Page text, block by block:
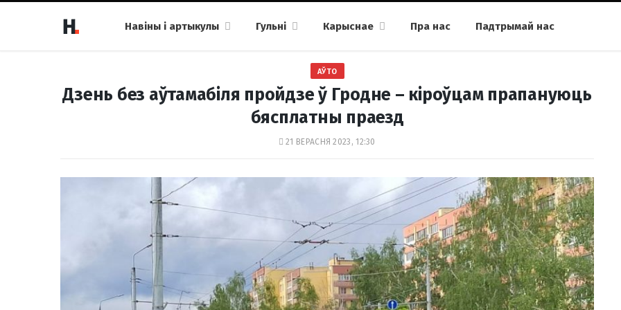
Навіны і артыкулы Гульні Карыснае Пра нас Падтрымай нас
АЎТО
Дзень без аўтамабіля пройдзе ў Гродне – кіроўцам прапануюць
бясплатны праезд
21 ВЕРАСНЯ 2023, 12:30